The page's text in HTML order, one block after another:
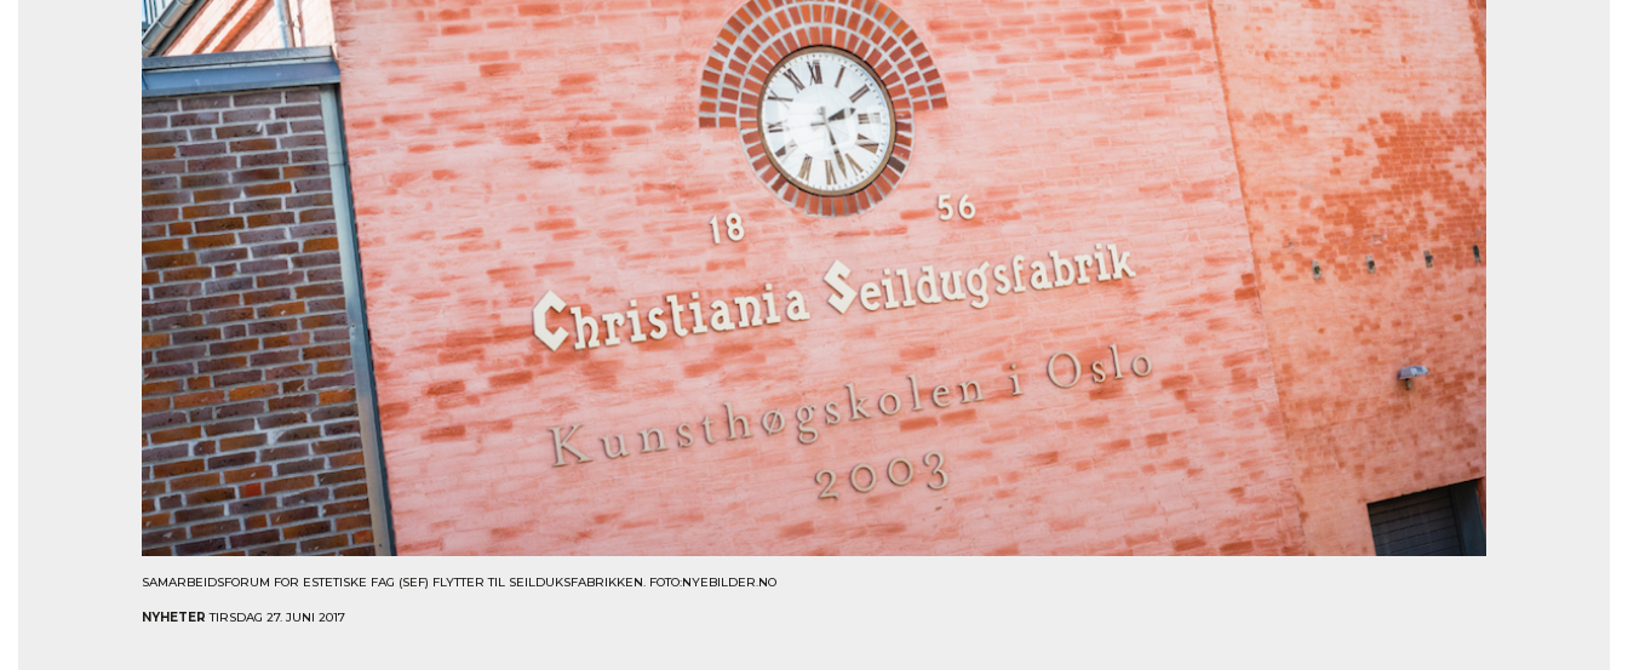
SAMARBEIDSFORUM FOR ESTETISKE FAG (SEF) FLYTTER TIL SEILDUKSFABRIKKEN. FOTO:NYEBILDER.NO
NYHETER TIRSDAG 27. JUNI 2017